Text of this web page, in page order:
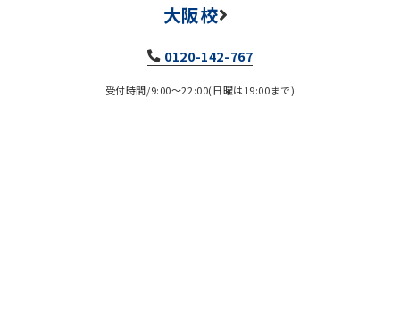
大阪校
0120-142-767
受付時間/9:00～22:00(日曜は19:00まで)